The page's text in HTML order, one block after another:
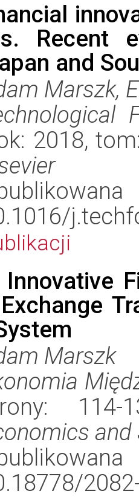
Recent
and
Marszk,
2018,
Marszk